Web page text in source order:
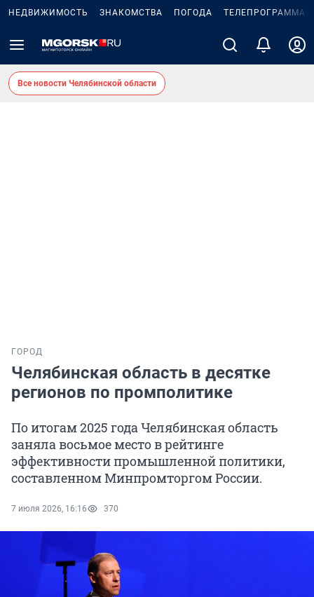
НЕДВИЖИМОСТЬ ЗНАКОМСТВА ПОГОДА ТЕЛЕПРОГРАММА
Все новости Челябинской области
ГОРОД
Челябинская область в десятке
регионов по промполитике
По итогам 2025 года Челябинская область
заняла восьмое место в рейтинге
эффективности промышленной политики,
составленном Минпромторгом России.
7 июля 2026, 16:16 370